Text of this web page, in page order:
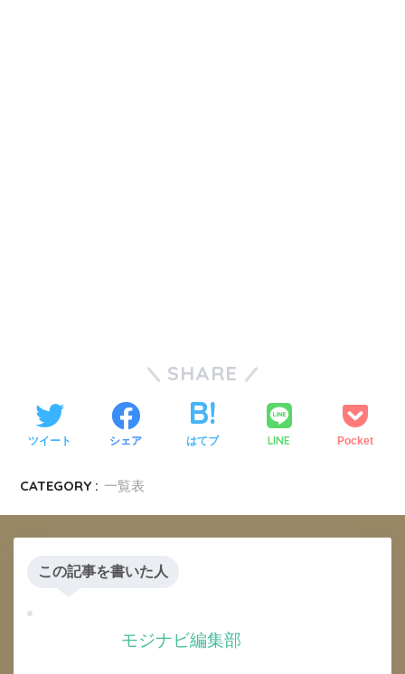
SHARE
ツイート シェア はてブ LINE Pocket
CATEGORY : 一覧表
この記事を書いた人
モジナビ編集部